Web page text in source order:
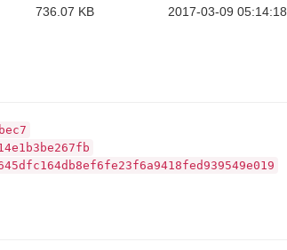
736.07 KB 2017-03-09 05:14:18